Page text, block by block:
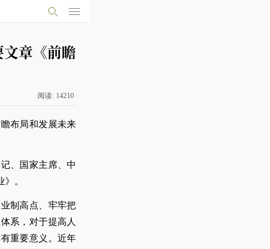
文章《前瞻
阅读: 14210
布局和发展未来
、国家主席、中
。
制高点、牢牢把
系，对于提高人
重要意义。近年